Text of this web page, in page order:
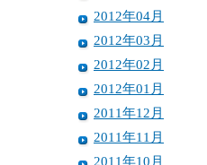
2012年04月
2012年03月
2012年02月
2012年01月
2011年12月
2011年11月
2011年10月